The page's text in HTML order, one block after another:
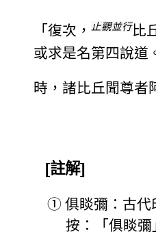
「復次， 止觀並行比
或求是名第四說道
時，諸比丘聞尊者
[註解]
① 俱睒彌：古代
按：「俱睒